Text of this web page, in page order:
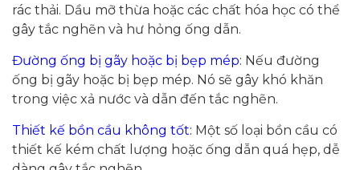
rác thải. Dầu mỡ thừa hoặc các chất hóa học có thể
gây tắc nghẽn và hư hỏng ống dẫn.
Đường ống bị gãy hoặc bị bẹp mép: Nếu đường
ống bị gãy hoặc bị bẹp mép. Nó sẽ gây khó khăn
trong việc xả nước và dẫn đến tắc nghẽn.
Thiết kế bồn cầu không tốt: Một số loại bồn cầu có
thiết kế kém chất lượng hoặc ống dẫn quá hẹp, dễ